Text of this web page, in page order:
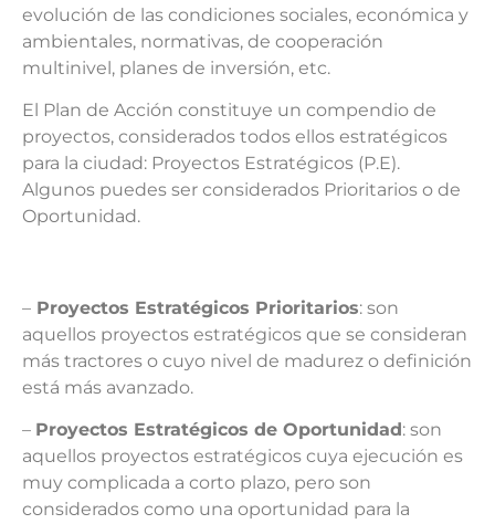
evolución de las condiciones sociales, económica y
ambientales, normativas, de cooperación
multinivel, planes de inversión, etc.
El Plan de Acción constituye un compendio de
proyectos, considerados todos ellos estratégicos
para la ciudad: Proyectos Estratégicos (P.E).
Algunos puedes ser considerados Prioritarios o de
Oportunidad.
– Proyectos Estratégicos Prioritarios: son
aquellos proyectos estratégicos que se consideran
más tractores o cuyo nivel de madurez o definición
está más avanzado.
– Proyectos Estratégicos de Oportunidad: son
aquellos proyectos estratégicos cuya ejecución es
muy complicada a corto plazo, pero son
considerados como una oportunidad para la